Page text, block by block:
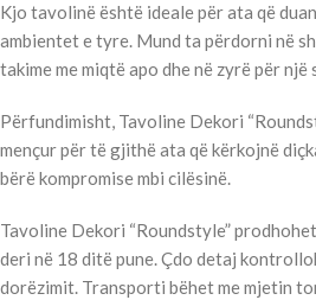
Kjo tavolinë është ideale për ata që
ambientet e tyre. Mund ta përdorni në
takime me miqtë apo dhe në zyrë për një
Përfundimisht, Tavoline Dekori
mençur për të gjithë ata që kërkojnë
bërë kompromise mbi cilësinë.
Tavoline Dekori “Roundstyle”
deri në 18 ditë pune. Çdo detaj
dorëzimit. Transporti bëhet me mjetin